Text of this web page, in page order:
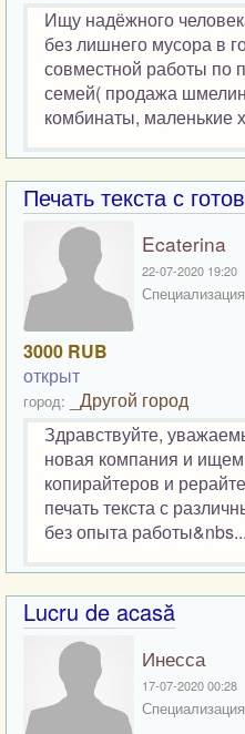
Ищу надёжного
без лишнего мусора в
совместной работы
семей( продажа
комбинаты, маленькие
Печать текста с
Ecaterina
22-07-2020 19:20
3000 RUB
открыт
город: _Другой город
Здравствуйте,
новая компания и
копирайтеров и
печать текста с
без опыта работы&nbs...
Lucru de acasă
Инесса
17-07-2020 00:28